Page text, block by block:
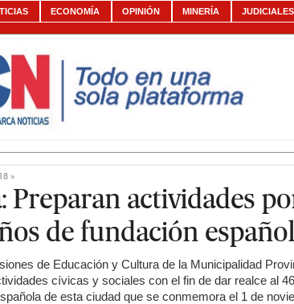
ECONOMÍA OPINIÓN MINERÍA JUDICIALES
»
Preparan actividades
de fundación
de Educación y Cultura de la Municipalidad
cívicas y sociales con el fin de dar realce al
de esta ciudad que se conmemora el 1 de